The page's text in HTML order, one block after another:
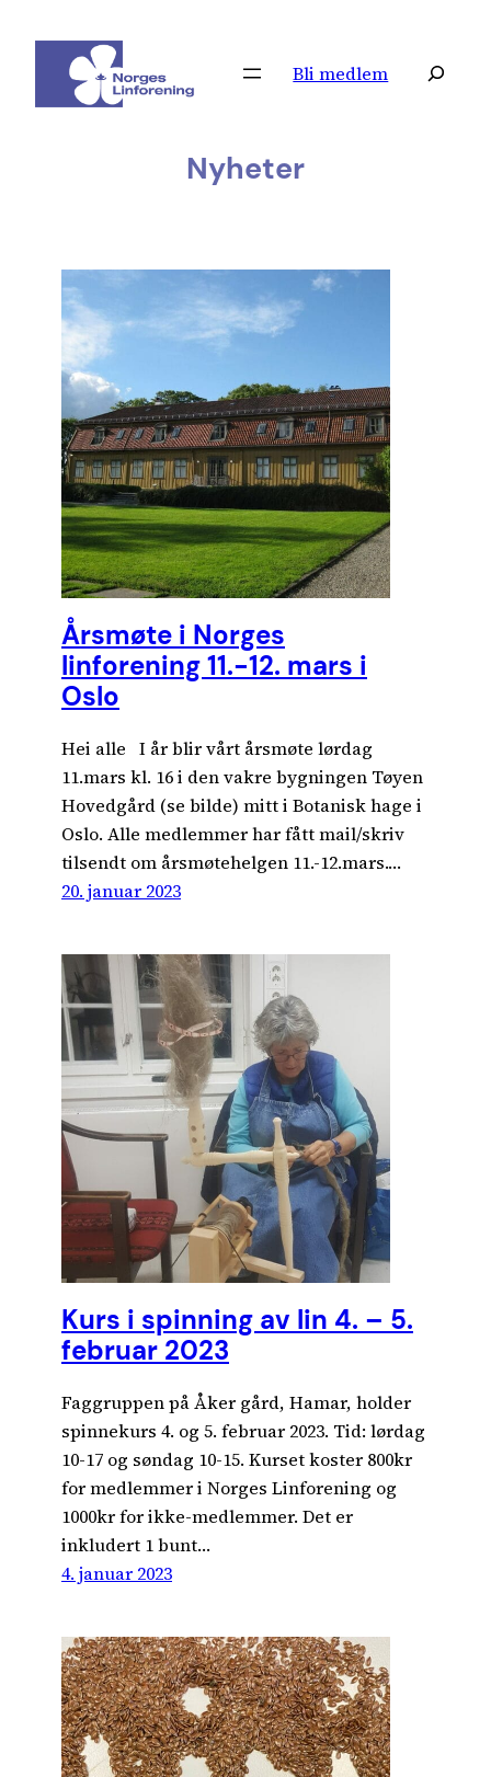
innhold
Bli medlem Søk
Nyheter
Årsmøte i Norges
linforening 11.-12. mars i
Oslo
Hei alle I år blir vårt årsmøte lørdag
11.mars kl. 16 i den vakre bygningen Tøyen
Hovedgård (se bilde) mitt i Botanisk hage i
Oslo. Alle medlemmer har fått mail/skriv
tilsendt om årsmøtehelgen 11.-12.mars.…
20. januar 2023
Kurs i spinning av lin 4. – 5.
februar 2023
Faggruppen på Åker gård, Hamar, holder
spinnekurs 4. og 5. februar 2023. Tid: lørdag
10-17 og søndag 10-15. Kurset koster 800kr
for medlemmer i Norges Linforening og
1000kr for ikke-medlemmer. Det er
inkludert 1 bunt…
4. januar 2023